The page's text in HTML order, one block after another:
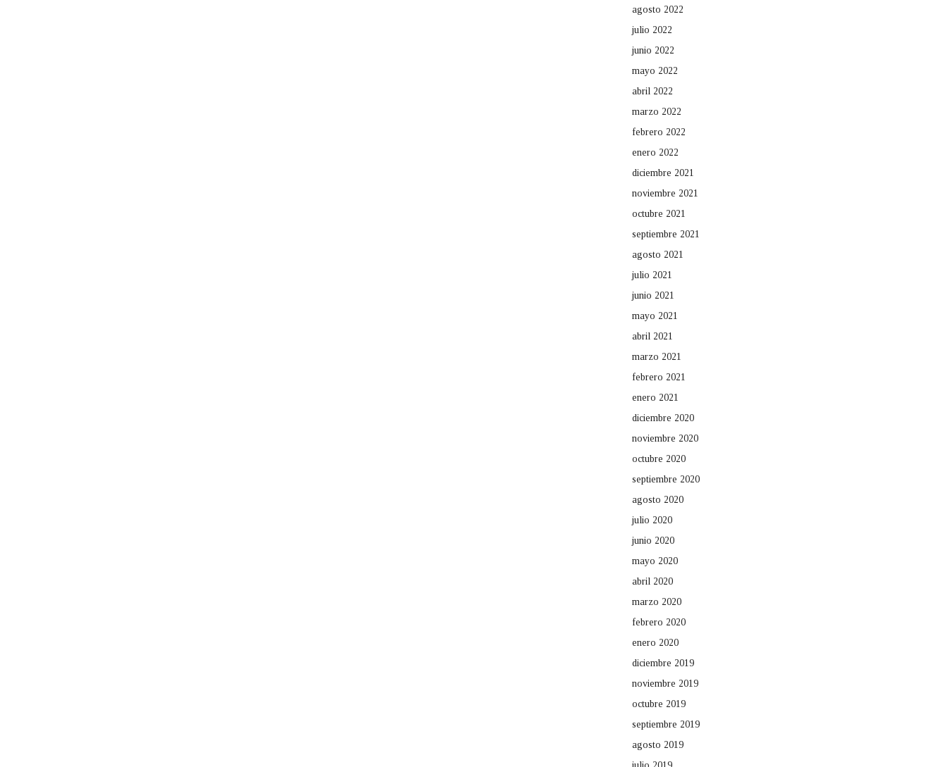
agosto 2022
julio 2022
junio 2022
mayo 2022
abril 2022
marzo 2022
febrero 2022
enero 2022
diciembre 2021
noviembre 2021
octubre 2021
septiembre 2021
agosto 2021
julio 2021
junio 2021
mayo 2021
abril 2021
marzo 2021
febrero 2021
enero 2021
diciembre 2020
noviembre 2020
octubre 2020
septiembre 2020
agosto 2020
julio 2020
junio 2020
mayo 2020
abril 2020
marzo 2020
febrero 2020
enero 2020
diciembre 2019
noviembre 2019
octubre 2019
septiembre 2019
agosto 2019